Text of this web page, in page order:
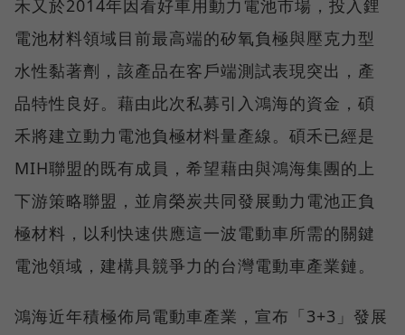
禾又於2014年因看好車用動力電池市場，投入鋰
電池材料領域目前最高端的矽氧負極與壓克力型
水性黏著劑，該產品在客戶端測試表現突出，產
品特性良好。藉由此次私募引入鴻海的資金，碩
禾將建立動力電池負極材料量產線。碩禾已經是
MIH聯盟的既有成員，希望藉由與鴻海集團的上
下游策略聯盟，並肩榮炭共同發展動力電池正負
極材料，以利快速供應這一波電動車所需的關鍵
電池領域，建構具競爭力的台灣電動車產業鏈。
鴻海近年積極佈局電動車產業，宣布「3+3」發展